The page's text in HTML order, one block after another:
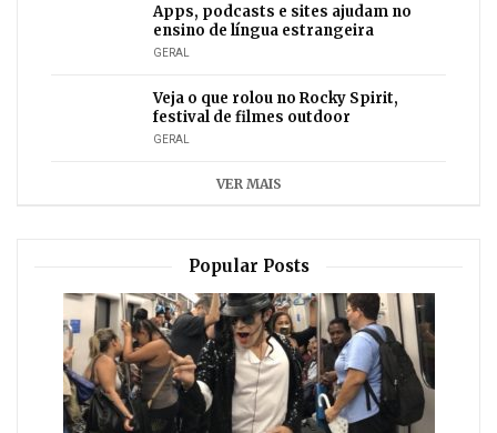
Apps, podcasts e sites ajudam no
ensino de língua estrangeira
GERAL
Veja o que rolou no Rocky Spirit,
festival de filmes outdoor
GERAL
VER MAIS
Popular Posts